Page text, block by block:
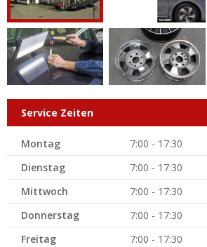
Service Zeiten
Montag
7:00 - 17:30
Dienstag
7:00 - 17:30
Mittwoch
7:00 - 17:30
Donnerstag
7:00 - 17:30
Freitag
7:00 - 17:30